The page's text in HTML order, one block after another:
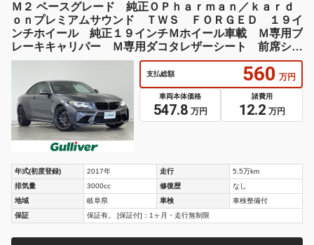
Ｍ２ ベースグレード 純正ＯＰｈａｒｍａｎ／ｋａｒｄ
ｏｎプレミアムサウンド ＴＷＳ ＦＯＲＧＥＤ １９イ
ンチホイール 純正１９インチＭホイール車載 Ｍ専用ブ
レーキキャリパー Ｍ専用ダコタレザーシート 前席シー
トヒーター
支払総額 560 万円
車両本体価格
547.8 万円
諸費用
12.2 万円
年式(初度登録) 2017年 走行
5.5万km
排気量
3000cc 修復歴
なし
地域
岐阜県 車検
車検整備付
保証
保証有。 [保証付]：1ヶ月・走行無制限